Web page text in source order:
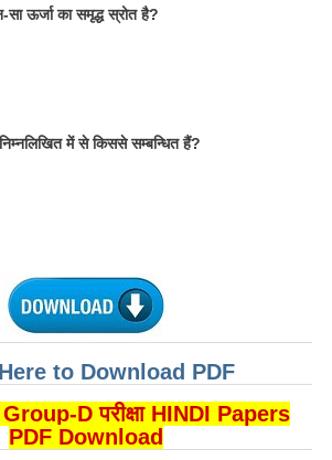
Notes
2025
1) Exam
2) Exam
ऊर्जा का समृद्ध स्रोत है?
में से किससे सम्बन्धित हैं?
to Download PDF
D परीक्षा HINDI Papers
PDF Download